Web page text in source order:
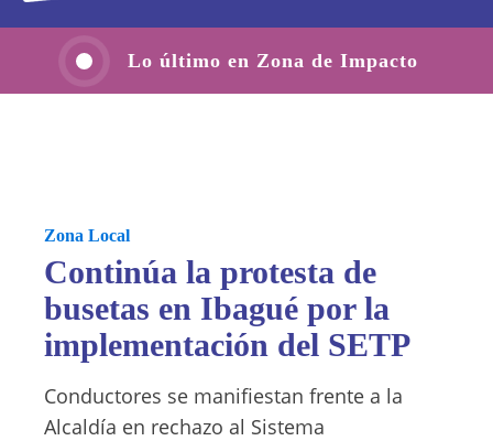
Lo último en Zona de Impacto
Zona Local
Continúa la protesta de
busetas en Ibagué por la
implementación del SETP
Conductores se manifiestan frente a la
Alcaldía en rechazo al Sistema